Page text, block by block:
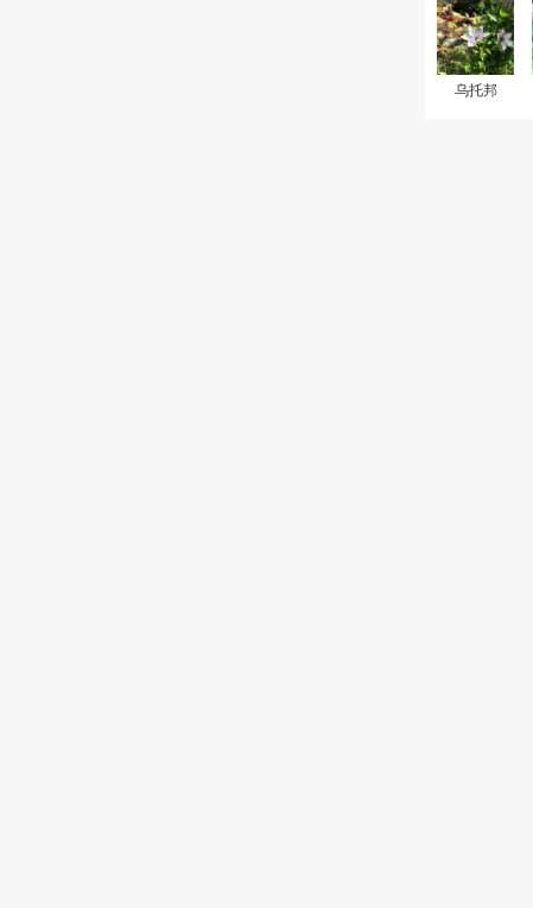
乌托邦